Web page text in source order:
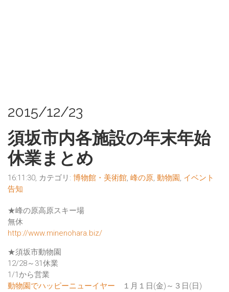
2015/12/23
須坂市内各施設の年末年始
休業まとめ
16:11:30, カテゴリ: 博物館・美術館, 峰の原, 動物園 , イベント
告知
★峰の原高原スキー場
無休
http://www.minenohara.biz/
★須坂市動物園
12/28～31休業
1/1から営業
動物園でハッピーニューイヤー １月１日(金)～３日(日)